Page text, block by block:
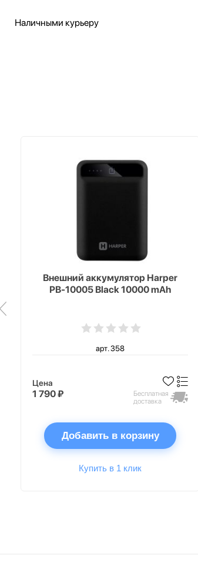
Наличными курьеру
Внешний аккумулятор Harper
PB-10005 Black 10000 mAh
арт. 358
Цена
1 790 ₽
Бесплатная
доставка
Добавить в корзину
Купить в 1 клик